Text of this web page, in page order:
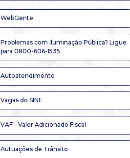
WebGente
Problemas com Iluminação Pública? Ligue
para 0800-606-1535
Autoatendimento
Vagas do SINE
VAF - Valor Adicionado Fiscal
Autuações de Trânsito